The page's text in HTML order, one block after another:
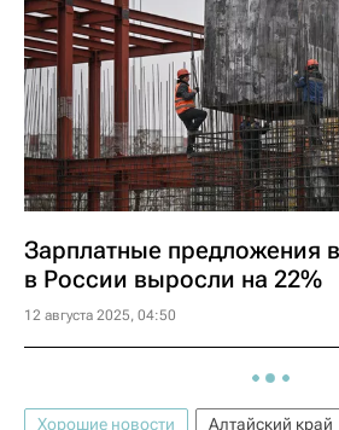
Зарплатные предложения
в России выросли на 22%
12 августа 2025, 04:50
Хорошие новости Алтайский край